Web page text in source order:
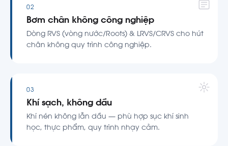
02
Bơm chân không công nghiệp
Dòng RVS (vòng nước/Roots) & LRVS/CRVS cho hút
chân không quy trình công nghiệp.
03
Khí sạch, không dầu
Khí nén không lẫn dầu — phù hợp sục khí sinh
học, thực phẩm, quy trình nhạy cảm.